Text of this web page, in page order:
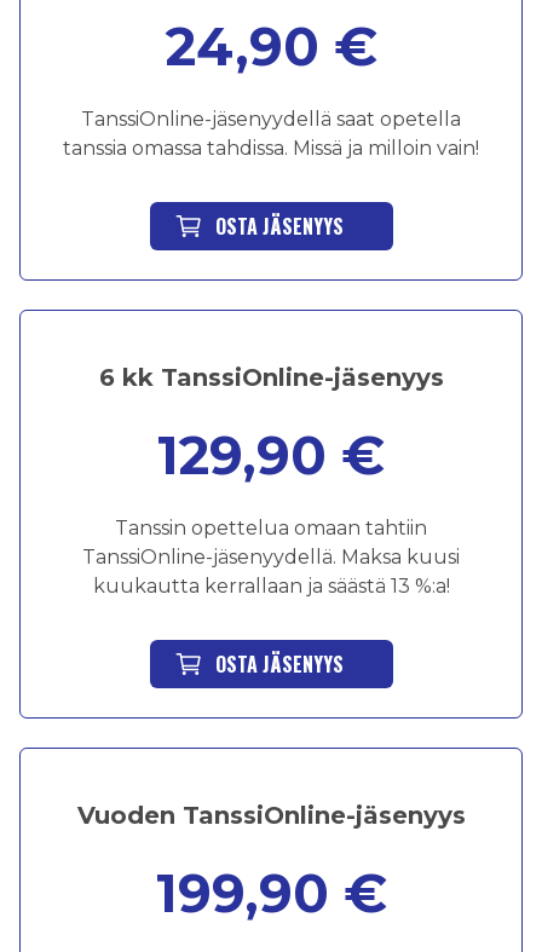
24,90 €
TanssiOnline-jäsenyydellä saat opetella
tanssia omassa tahdissa. Missä ja milloin vain!
OSTA JÄSENYYS
6 kk TanssiOnline-jäsenyys
129,90 €
Tanssin opettelua omaan tahtiin
TanssiOnline-jäsenyydellä. Maksa kuusi
kuukautta kerrallaan ja säästä 13 %:a!
OSTA JÄSENYYS
Vuoden TanssiOnline-jäsenyys
199,90 €